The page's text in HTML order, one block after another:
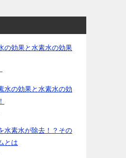
の効果と水素水の効果
水の効果と水素水の効
水素水が除去！？その
とは